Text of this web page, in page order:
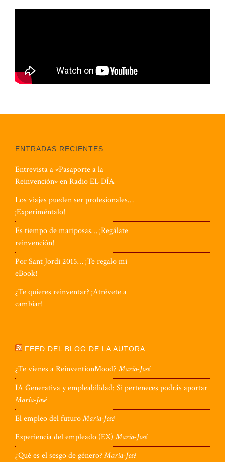
ENTRADAS RECIENTES
Entrevista a «Pasaporte a la
Reinvención» en Radio EL DÍA
Los viajes pueden ser profesionales…
¡Experiméntalo!
Es tiempo de mariposas… ¡Regálate
reinvención!
Por Sant Jordi 2015… ¡Te regalo mi
eBook!
¿Te quieres reinventar? ¡Atrévete a
cambiar!
FEED DEL BLOG DE LA AUTORA
¿Te vienes a ReinventionMood? María-José
IA Generativa y empleabilidad: Si perteneces podrás aportar
María-José
El empleo del futuroMaría-José
Experiencia del empleado (EX) María-José
¿Qué es el sesgo de género? María-José